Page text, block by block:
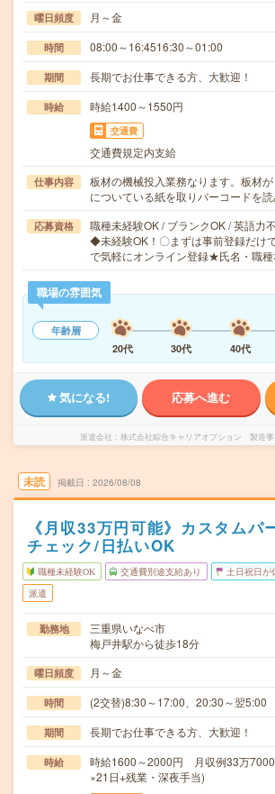
曜日頻度 月～金
時間 08:00～16:4516:30～01:00
期間 長期でお仕事できる方、大歓迎！
時給 時給1400～1550円
交通費
交通費規定内支給
仕事内容
板材の機械投入業務なります。板材
についている紙を取りバーコードを
応募資格
職種未経験OK / ブランクOK / 英語力
◆未経験OK！〇まずは事前登録だけ
で気軽にオンライン登録★氏名・職
職場の雰囲気
年齢層
20代
30代 40代
気になる! 応募へ進む
派遣会社 株式会社綜合キャリアオプション 製造事
未読 掲載日 2026/08/08
《月収33万円可能》カスタムパ
チェック/日払いOK
職種未経験OK 交通費別途支給あり 土日祝日が
派遣
勤務地
三重県いなべ市
梅戸井駅から徒歩18分
曜日頻度 月～金
時間 (2交替)8:30～17:00、20:30～翌5:00
期間 長期でお仕事できる方、大歓迎！
時給
時給1600～2000円 月収例33万
×21日+残業・深夜手当)